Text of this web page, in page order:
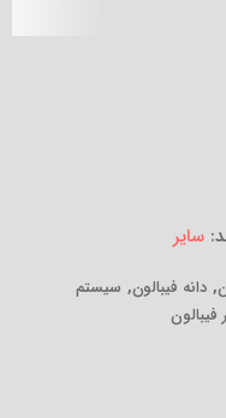
سایر
,دانه فیبالون, سیستم
فیبالون